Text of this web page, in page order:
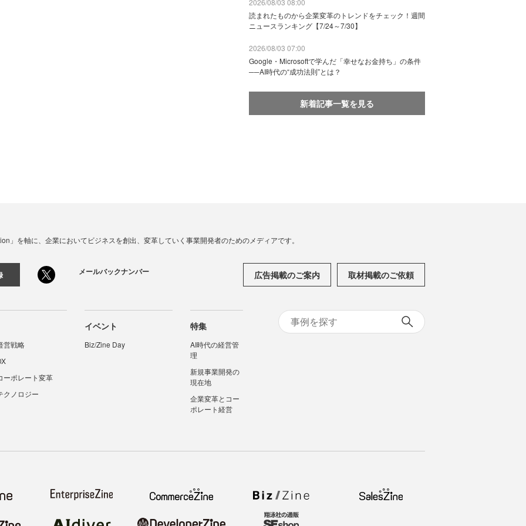
2026/08/03 08:00
読まれたものから企業変革のトレンドをチェック！週間
ニュースランキング【7/24～7/30】
2026/08/03 07:00
Google・Microsoftで学んだ「幸せなお金持ち」の条件
──AI時代の“成功法則”とは？
新着記事一覧を見る
」を軸に、企業においてビジネスを創出、変革していく事業開発者のためのメディアです。
メールバックナンバー 広告掲載のご案内 取材掲載のご依頼
営戦略
ーポレート変革
クノロジー
イベント
Biz/Zine Day
特集
AI時代の経営管
理
新規事業開発の
現在地
企業変革とコー
ポレート経営